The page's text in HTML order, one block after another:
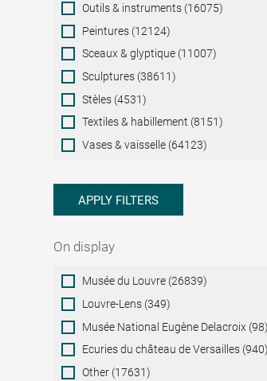
Outils & instruments (16075)
Peintures (12124)
Sceaux & glyptique (11007)
Sculptures (38611)
Stèles (4531)
Textiles & habillement (8151)
Vases & vaisselle (64123)
APPLY FILTERS
On display
On
display
Musée du Louvre (26839)
Louvre-Lens (349)
Musée National Eugène Delacroix (98)
Ecuries du château de Versailles (940)
Other (17631)